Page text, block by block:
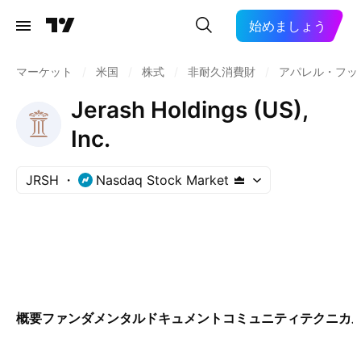
始めましょう
マーケット 米国 株式 非耐久消費財 アパレル・フ
Jerash Holdings (US),
Inc.
JRSH Nasdaq Stock Market
概要ファンダメンタルドキュメント コミュニティテクニカ